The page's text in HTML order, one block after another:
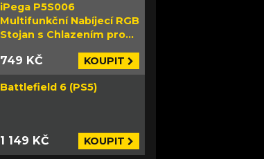
iPega P5S006
Multifunkční Nabíjecí RGB
Stojan s Chlazením pro
749 KČ KOUPIT
Battlefield 6 (PS5)
1 149 KČ KOUPIT